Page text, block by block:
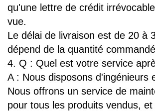
qu'une lettre de crédit
vue.
Le délai de livraison est de 20 à
dépend de la quantité
4. Q : Quel est votre service
A : Nous disposons d'ingénieurs
Nous offrons un service de
pour tous les produits vendus,